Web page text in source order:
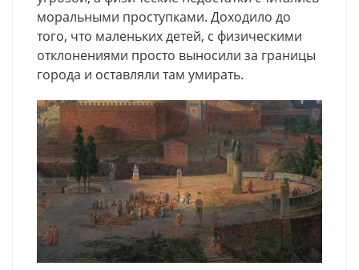
моральными проступками. Доходило до
того, что маленьких детей, с физическими
отклонениями просто выносили за границы
города и оставляли там умирать.